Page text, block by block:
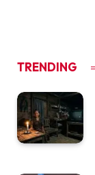
TRENDING